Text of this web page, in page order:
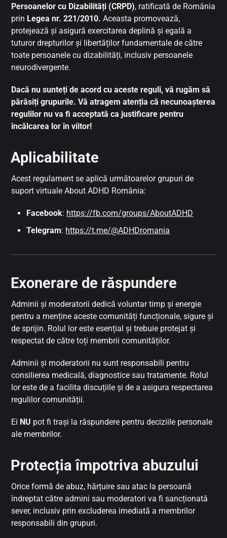
Persoanelor cu Dizabilități (CRPD), ratificată de România
prin Legea nr. 221/2010.Aceasta promovează,
protejează și asigură exercitarea deplină și egală a
tuturor drepturilor și libertăților fundamentale de către
toate persoanele cu dizabilități, inclusiv persoanele
neurodivergente.
Dacă nu sunteți de acord cu aceste reguli, vă rugăm să
părăsiți grupurile. Vă atragem atenția că necunoașterea
regulilor nu va fi acceptată ca justificare pentru
încălcarea lor în viitor!
Aplicabilitate
Acest regulament se aplică următoarelor grupuri de
suport virtuale About ADHD România:
Facebook: https://fb.com/groups/AboutADHD
Telegram: https://t.me/@ADHDromania
Exonerare de răspundere
Adminii și moderatorii dedică voluntar timp și energie
pentru a menține aceste comunități funcționale, sigure și
de sprijin. Rolul lor este esențial și trebuie protejat și
respectat de către toți membrii comunităților.
Adminii și moderatorii nu sunt responsabili pentru
consilierea medicală, diagnostice sau tratamente. Rolul
lor este de a facilita discuțiile și de a asigura respectarea
regulilor comunității.
Ei NU pot fi trași la răspundere pentru deciziile personale
ale membrilor.
Protecția împotriva abuzului
Orice formă de abuz, hărțuire sau atac la persoană
îndreptat către admini sau moderatori va fi sancționată
sever, inclusiv prin excluderea imediată a membrilor
responsabili din grupuri.